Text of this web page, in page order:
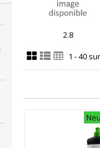
2.8
1 - 40